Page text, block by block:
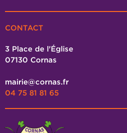
CONTACT
3 Place de l'Église
07130 Cornas
mairie@cornas.fr
04 75 81 81 65